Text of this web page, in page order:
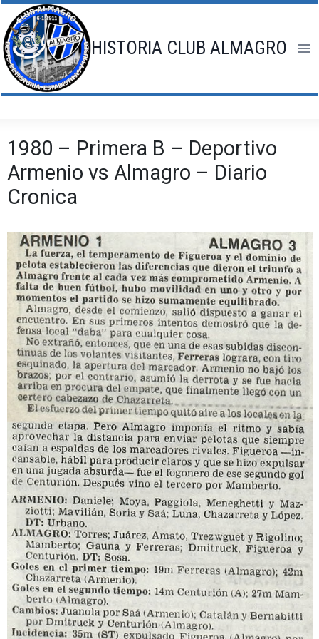
Saltar
al
contenido
HISTORIA CLUB ALMAGRO
1980 – Primera B – Deportivo
Armenio vs Almagro – Diario
Cronica